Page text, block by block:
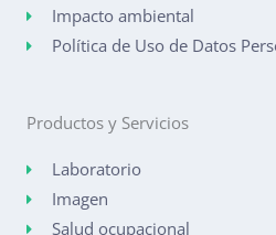
Impacto ambiental
Política de Uso de Datos
Productos y Servicios
Laboratorio
Imagen
Salud ocupacional